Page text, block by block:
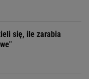
się, ile zarabia